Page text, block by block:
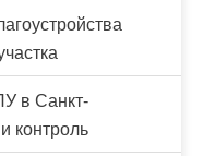
в Санкт-
контроль